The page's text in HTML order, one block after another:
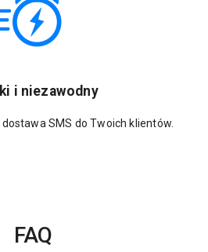
i niezawodny
SMS do Twoich klientów.
FAQ